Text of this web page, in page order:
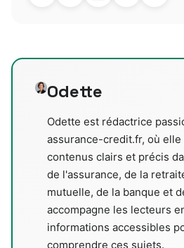
Odette
Odette est rédactrice
assurance-credit.fr, où elle
contenus clairs et précis
de l'assurance, de la
mutuelle, de la banque et
accompagne les lecteurs
informations accessibles
comprendre ces sujets.